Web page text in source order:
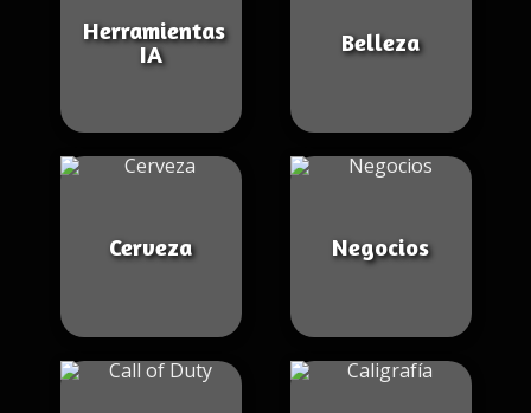
Herramientas
IA
Belleza
Cerveza Negocios